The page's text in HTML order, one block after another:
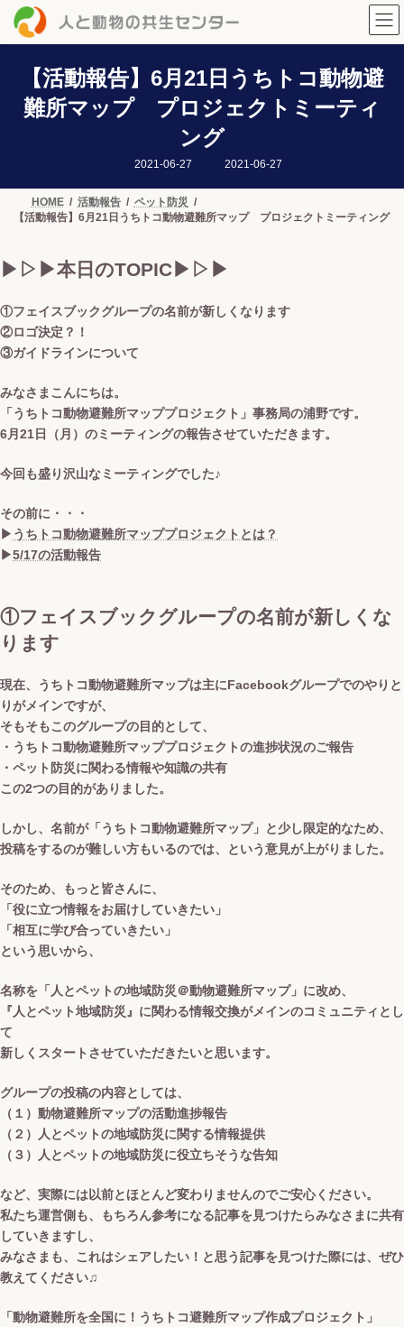
【活動報告】6月21日うちトコ動物避
難所マップ プロジェクトミーティ
ング
2021-06-27
最
時
2021-06-27
HOME 活動報告
ペット防災
【活動報告】6月21日うちトコ動物避難所マップ プロジェクトミーティング
▶︎▷▶︎本日のTOPIC▶︎▷▶︎
①フェイスブックグループの名前が新しくなります
②ロゴ決定？！
③ガイドラインについて
みなさまこんにちは。
「うちトコ動物避難所マッププロジェクト」事務局の浦野です。
6月21日（月）のミーティングの報告させていただきます。
今回も盛り沢山なミーティングでした♪
その前に・・・
▶︎ うちトコ動物避難所マッププロジェクトとは？
▶︎5/17の活動報告
①フェイスブックグループの名前が新しくな
ります
現在、うちトコ動物避難所マップは主にFacebookグループでのやりと
りがメインですが、
そもそもこのグループの目的として、
・うちトコ動物避難所マッププロジェクトの進捗状況のご報告
・ペット防災に関わる情報や知識の共有
この2つの目的がありました。
しかし、名前が「うちトコ動物避難所マップ」と少し限定的なため、
投稿をするのが難しい方もいるのでは、という意見が上がりました。
そのため、もっと皆さんに、
「役に立つ情報をお届けしていきたい」
「相互に学び合っていきたい」
という思いから、
名称を「 人とペットの地域防災＠動物避難所マップ」に改め、
『人とペット地域防災』に関わる情報交換がメインのコミュニティ とし
て
新しくスタートさせていただきたいと思います。
グループの投稿の内容としては、
（１）動物避難所マップの活動進捗報告
（２）人とペットの地域防災に関する情報提供
（３）人とペットの地域防災に役立ちそうな告知
など、実際には以前とほとんど変わりませんのでご安心ください。
私たち運営側も、もちろん参考になる記事を見つけたらみなさまに共有
していきますし、
みなさまも、これはシェアしたい！と思う記事を見つけた際には、ぜひ
教えてください♫
「動物避難所を全国に！うちトコ避難所マップ作成プロジェクト」